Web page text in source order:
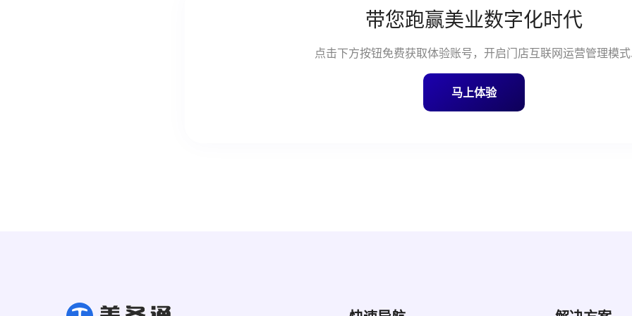
带您跑赢美业数字化时代
点击下方按钮免费获取体验账号，开启门店互联网运营管理模
马上体验